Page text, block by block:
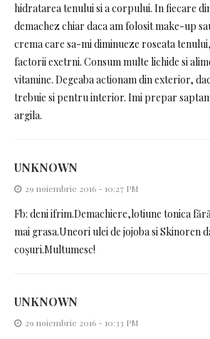
hidratarea tenului si a corpului. In fiecare
demachez chiar daca am folosit make-up
crema care sa-mi diminueze roseata
factorii exetrni. Consum multe lichide si
vitamine. Degeaba actionam din exterior,
trebuie si pentru interior. Imi prepar
argila.
UNKNOWN
29 noiembrie 2016 - 10:27 PM
Fb: deni ifrim.Demachiere,lotiune tonica
mai grasa.Uneori ulei de jojoba si Skinoren
coșuri.Multumesc!
UNKNOWN
29 noiembrie 2016 - 10:33 PM